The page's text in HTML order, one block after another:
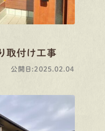
付け工事
公開日:2025.02.04